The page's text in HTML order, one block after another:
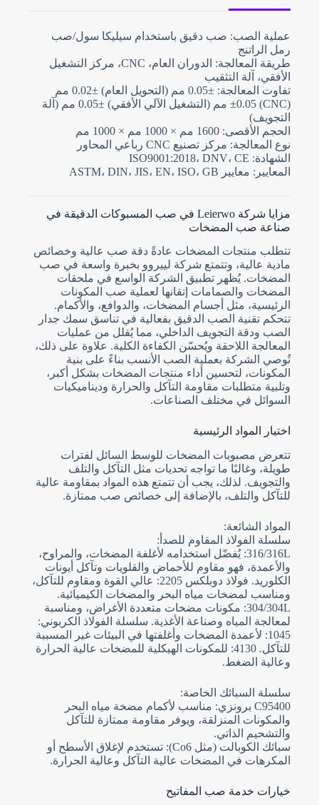
o
c
u
n
t
r
y
s
e
l
e
c
t
تحميل الملفات
اختر ملف
إرسال النموذج
عملية الصب: صب دقيق باستخدام سيليكا سول/صب
رمل الراتنج
طريقة المعالجة: الدوران العام، CNC، مركز التشغيل
الأفقي، آلة التثقيب
تفاوت المعالجة: ±0.05 مم (التحويل العام) ±0.02 مم
(CNC) ±0.05 مم (التشغيل الآلي الأفقي) ±0.05 مم (آلة
التجويف)
الحجم الأقصى: 1600 مم × 1000 مم × 1000 مم
نوع المعالجة: مركز تصنيع CNC رباعي المحاور
الشهادة: ISO9001:2018، DNV، CE
المعايير: معايير ASTM، DIN، JIS، EN، ISO، GB
مزايا شركة Leierwo في صب المسبوكات الدقيقة في
صناعة صب المضخات
تتطلب منتجات المضخات عادةً دقة صب عالية وخصائص
مادية عالية، وتتمتع شركة لييروو بخبرة واسعة في صب
المضخات. يُظهر تطبيق الشركة الواسع في ملحقات
المضخات والصمامات إتقانها لعملية صب المكونات
الرئيسية، مثل أجسام المضخات، والدوافع، والأكمام.
تتحكم تقنية الصب الدقيق بفعالية في تناسق سمك جدار
الصب ودقة التجويف الداخلي، مما يُقلل من عمليات
المعالجة اللاحقة ويُحسّن الكفاءة الكلية. علاوة على ذلك،
تُوصي الشركة بعملية الصب الأنسب بناءً على بنية
المكونات، لتحسين أداء منتجات المضخات بشكل أكبر،
وتلبية متطلبات مقاومة التآكل والحرارة وديناميكيات
السوائل في مختلف الصناعات.
اختيار المواد الرئيسية
تتعرض مصبوبات المضخات للوسط السائل لفترات
طويلة، وغالبًا ما تواجه تحديات مثل التآكل والتلف
والتجويف. لذلك، يجب أن تتمتع هذه المواد بمقاومة عالية
للتآكل والتلف، بالإضافة إلى خصائص صب ممتازة.
المواد الشائعة:
سلسلة الفولاذ المقاوم للصدأ:
316/316L: يُفضّل استخدامه لأغلفة المضخات، والمراوح،
والأعمدة، فهو مقاوم للأحماض والقلويات وتآكل أيونات
الكلوريد. فولاذ دوبلكس 2205: عالي القوة ومقاوم للتآكل،
ومناسب لمضخات مياه البحر والمضخات الكيميائية.
304/304L: مكونات مضخات متعددة الأغراض، ومناسبة
لمعالجة المياه وصناعة الأغذية. سلسلة الفولاذ الكربوني:
1045: لأعمدة المضخات وأغلفتها في البيئات غير المسببة
للتآكل. 4130: للمكونات الهيكلية للمضخات عالية الحرارة
وعالية الضغط.
سلسلة السبائك الخاصة:
C95400 برونزي: مناسب لأكمام مضخة مياه البحر
والمكونات المنزلقة، ويوفر مقاومة ممتازة للتآكل
والتشحيم الذاتي.
سبائك الكوبالت (مثل Co6): تستخدم لإغلاق الأسطح أو
المكرهات في المضخات عالية التآكل وعالية الحرارة.
خيارات خدمة صب المفاتيح